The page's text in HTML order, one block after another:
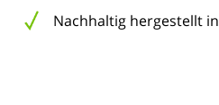
Nachhaltig hergestellt